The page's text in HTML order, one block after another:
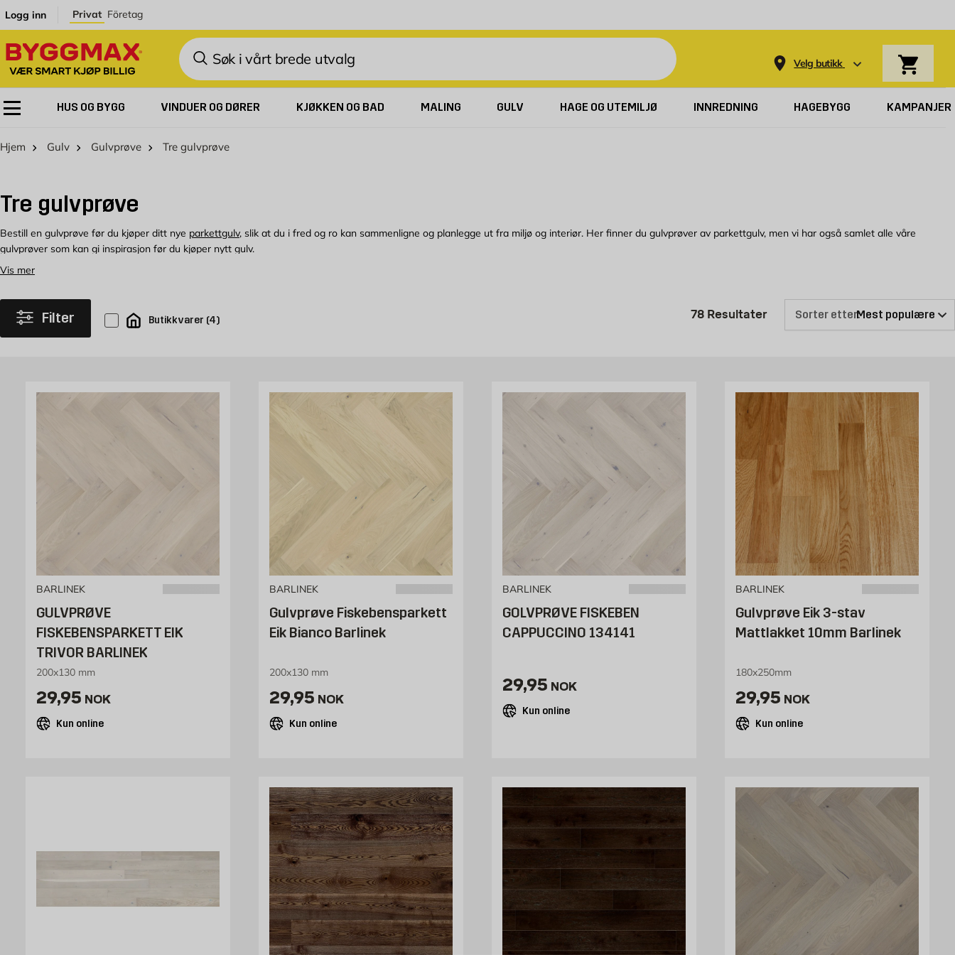
Logg inn Privat Företag
Søk
Velg butikk
HUS OG BYGG VINDUER OG DØRER KJØKKEN OG BAD MALING GULV HAGE OG UTEMILJØ INNREDNING HAGEBYGG KAMPANJER
Hjem Gulv Gulvprøve Tre gulvprøve
Tre gulvprøve
Bestill en gulvprøve før du kjøper ditt nye parkettgulv, slik at du i fred og ro kan sammenligne og planlegge ut fra miljø og interiør. Her finner du gulvprøver av parkettgulv, men vi har også samlet alle våre
gulvprøver som kan gi inspirasjon før du kjøper nytt gulv.
Vis mer
Filter Butikkvarer (4) 78 ResultaterProduktlisten er oppdatert: 78
Sorter etter:
BARLINEK
GULVPRØVE
FISKEBENSPARKETT EIK
TRIVOR BARLINEK
200x130 mm
Pris 29.95 NOK /stk
29,95 NOK
Kun online
BARLINEK
Gulvprøve Fiskebensparkett
Eik Bianco Barlinek
200x130 mm
Pris 29.95 NOK /stk
29,95 NOK
Kun online
BARLINEK
GOLVPRØVE FISKEBEN
CAPPUCCINO 134141
Pris 29.95 NOK /stk
29,95 NOK
Kun online
BARLINEK
Gulvprøve Eik 3-stav
Mattlakket 10mm Barlinek
180x250mm
Pris 29.95 NOK /stk
29,95 NOK
Kun online